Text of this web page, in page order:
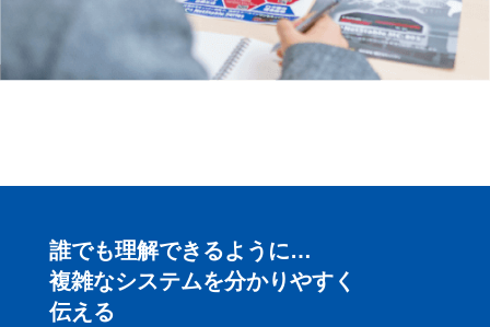
誰でも理解できるように…
複雑なシステムを分かりやすく
伝える